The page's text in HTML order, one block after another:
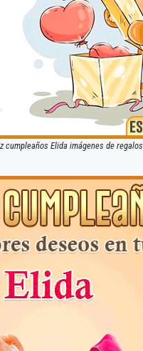
cumpleaños Elida imágenes de regalos